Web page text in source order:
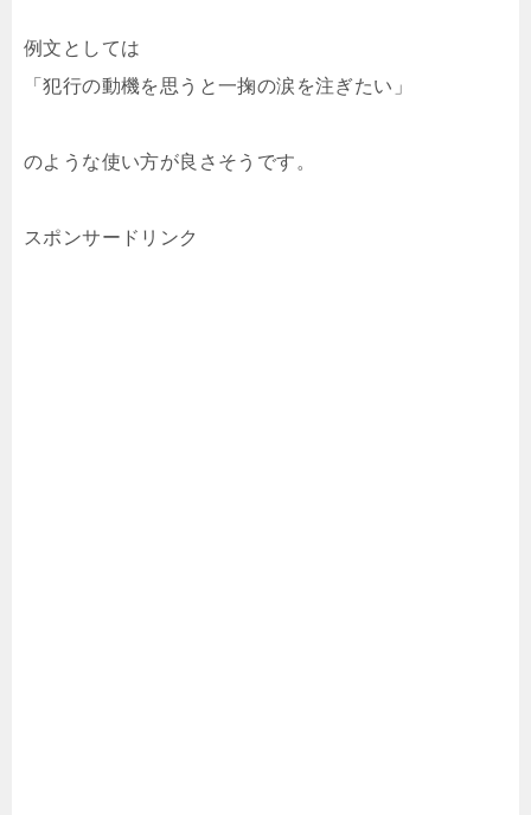
例文としては
「犯行の動機を思うと一掬の涙を注ぎたい」
のような使い方が良さそうです。
スポンサードリンク